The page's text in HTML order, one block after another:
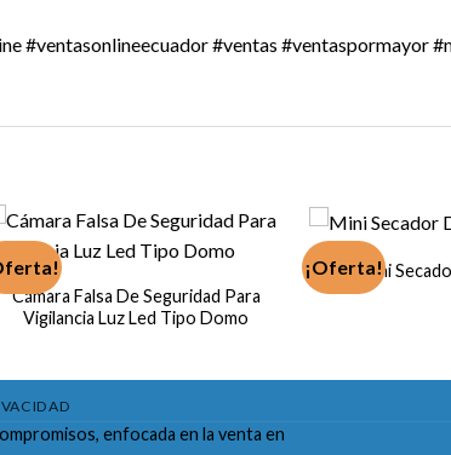
#ventasonlineecuador#ventas #ventaspormayor
Cámara Falsa De Seguridad Para
Vigilancia Luz Led Tipo Domo
¡Oferta!
Mini
enfocada en la venta en